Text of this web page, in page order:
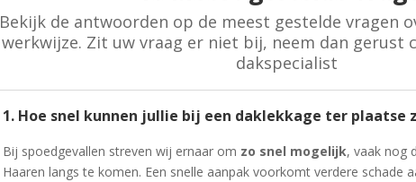
Bekijk de antwoorden op de meest gestelde vragen
werkwijze. Zit uw vraag er niet bij, neem dan gerust
dakspecialist
1. Hoe snel kunnen jullie bij een daklekkage ter plaatse
Bij spoedgevallen streven wij ernaar om zo snel mogelijk, vaak nog
Haaren langs te komen. Een snelle aanpak voorkomt verdere schade